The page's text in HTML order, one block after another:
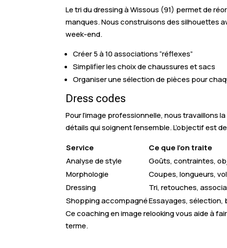
Le tri du dressing à Wissous (91) permet de
manques. Nous construisons des silhouettes
week-end.
Créer 5 à 10 associations “réflexes”
Simplifier les choix de chaussures et sacs
Organiser une sélection de pièces pour
Dress codes
Pour l’image professionnelle, nous travaillons
détails qui soignent l’ensemble. L’objectif est
Service
Ce que l’on traite
Analyse de style
Goûts, contraintes,
Morphologie
Coupes, longueurs,
Dressing
Tri, retouches,
Shopping accompagnéEssayages, sélection,
Ce coaching en image relooking vous aide à
terme.